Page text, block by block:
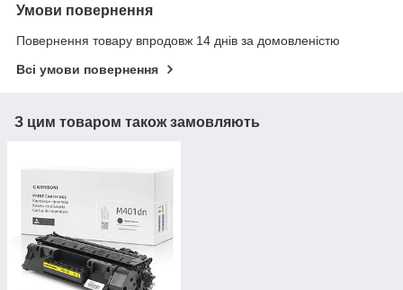
Умови повернення
Повернення товару впродовж 14 днів за домовленістю
Всі умови повернення
З цим товаром також замовляють